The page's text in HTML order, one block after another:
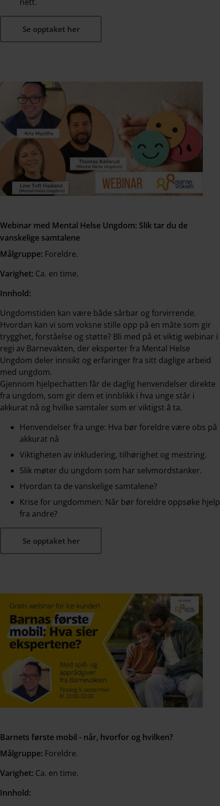
Se opptaket her
Webinar med Mental Helse Ungdom: Slik tar du de
vanskelige samtalene
Målgruppe: Foreldre.
Varighet: Ca. en time.
Innhold:
Ungdomstiden kan være både sårbar og forvirrende.
Hvordan kan vi som voksne stille opp på en måte som gir
trygghet, forståelse og støtte? Bli med på et viktig webinar i
regi av Barnevakten, der eksperter fra Mental Helse
Ungdom deler innsikt og erfaringer fra sitt daglige arbeid
med ungdom.
Gjennom hjelpechatten får de daglig henvendelser direkte
fra ungdom, som gir dem et innblikk i hva unge står i
akkurat nå og hvilke samtaler som er viktigst å ta.
Henvendelser fra unge: Hva bør foreldre være obs på
akkurat nå
Viktigheten av inkludering, tilhørighet og mestring.
Slik møter du ungdom som har selvmordstanker.
Hvordan ta de vanskelige samtalene?
Krise for ungdommen: Når bør foreldre oppsøke hjelp
fra andre?
Se opptaket her
Barnets første mobil - når, hvorfor og hvilken?
Målgruppe: Foreldre.
Varighet: Ca. en time.
Innhold: